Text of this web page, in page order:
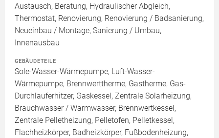
Austausch, Beratung, Hydraulischer Abgleich,
Thermostat, Renovierung, Renovierung / Badsanierung,
Neueinbau / Montage, Sanierung / Umbau,
Innenausbau
GEBÄUDETEILE
Sole-Wasser-Wärmepumpe, Luft-Wasser-
Wärmepumpe, Brennwerttherme, Gastherme, Gas-
Durchlauferhitzer, Gaskessel, Zentrale Solarheizung,
Brauchwasser / Warmwasser, Brennwertkessel,
Zentrale Pelletheizung, Pelletofen, Pelletkessel,
Flachheizkörper, Badheizkörper, Fußbodenheizung,